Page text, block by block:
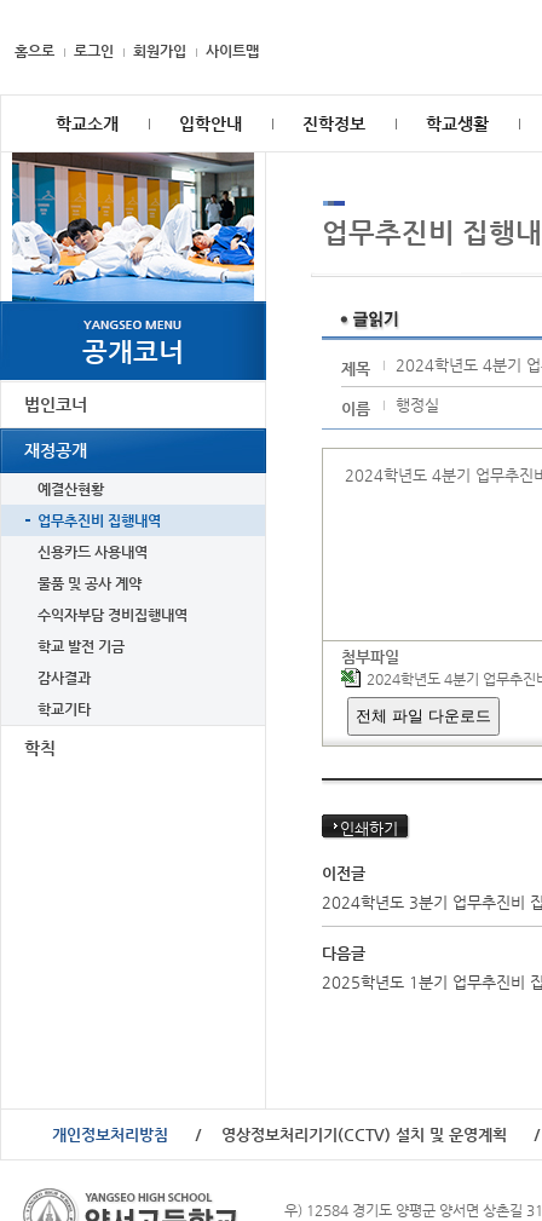
홈으로 로그인 회원가입 사이트맵
학교소개 입학안내 진학정보 학교생활
공개코너
법인코너
재정공개
예결산현황
업무추진비 집행내역
신용카드 사용내역
물품 및 공사 계약
수익자부담 경비집행내역
학교 발전 기금
감사결과
학교기타
학칙
업무추진비 집행
제목 2024학년도 4분기
이름 행정실
2024학년도 4분기 업무추진
첨부파일
2024학년도 4분기 업무추진
전체 파일 다운로드
인쇄하기
이전글
2024학년도 3분기 업무추진비
다음글
2025학년도 1분기 업무추진비
개인정보처리방침 영상정보처리기기(CCTV) 설치 및 운영계획
우) 12584 경기도 양평군 양서면 상촌길